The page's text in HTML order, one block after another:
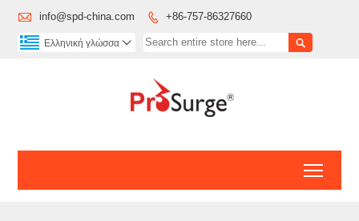
 info@spd-china.com  +86-757-86327660

Ελληνική γλώσσα 